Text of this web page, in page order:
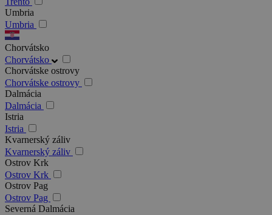
Umbria
Umbria
Chorvátsko
Chorvátsko
Chorvátske ostrovy
Chorvátske ostrovy
Dalmácia
Dalmácia
Istria
Istria
Kvarnerský záliv
Kvarnerský záliv
Ostrov Krk
Ostrov Krk
Ostrov Pag
Ostrov Pag
Severná Dalmácia